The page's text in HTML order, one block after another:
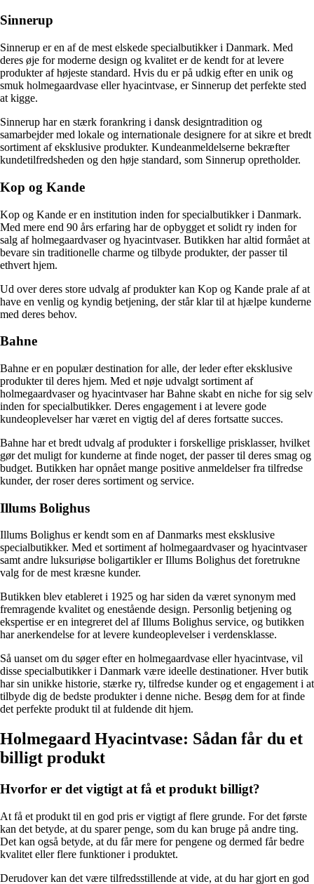
Sinnerup
Sinnerup er en af de mest elskede specialbutikker i Danmark. Med
deres øje for moderne design og kvalitet er de kendt for at levere
produkter af højeste standard. Hvis du er på udkig efter en unik og
smuk holmegaardvase eller hyacintvase, er Sinnerup det perfekte sted
at kigge.
Sinnerup har en stærk forankring i dansk designtradition og
samarbejder med lokale og internationale designere for at sikre et bredt
sortiment af eksklusive produkter. Kundeanmeldelserne bekræfter
kundetilfredsheden og den høje standard, som Sinnerup opretholder.
Kop og Kande
Kop og Kande er en institution inden for specialbutikker i Danmark.
Med mere end 90 års erfaring har de opbygget et solidt ry inden for
salg af holmegaardvaser og hyacintvaser. Butikken har altid formået at
bevare sin traditionelle charme og tilbyde produkter, der passer til
ethvert hjem.
Ud over deres store udvalg af produkter kan Kop og Kande prale af at
have en venlig og kyndig betjening, der står klar til at hjælpe kunderne
med deres behov.
Bahne
Bahne er en populær destination for alle, der leder efter eksklusive
produkter til deres hjem. Med et nøje udvalgt sortiment af
holmegaardvaser og hyacintvaser har Bahne skabt en niche for sig selv
inden for specialbutikker. Deres engagement i at levere gode
kundeoplevelser har været en vigtig del af deres fortsatte succes.
Bahne har et bredt udvalg af produkter i forskellige prisklasser, hvilket
gør det muligt for kunderne at finde noget, der passer til deres smag og
budget. Butikken har opnået mange positive anmeldelser fra tilfredse
kunder, der roser deres sortiment og service.
Illums Bolighus
Illums Bolighus er kendt som en af Danmarks mest eksklusive
specialbutikker. Med et sortiment af holmegaardvaser og hyacintvaser
samt andre luksuriøse boligartikler er Illums Bolighus det foretrukne
valg for de mest kræsne kunder.
Butikken blev etableret i 1925 og har siden da været synonym med
fremragende kvalitet og enestående design. Personlig betjening og
ekspertise er en integreret del af Illums Bolighus service, og butikken
har anerkendelse for at levere kundeoplevelser i verdensklasse.
Så uanset om du søger efter en holmegaardvase eller hyacintvase, vil
disse specialbutikker i Danmark være ideelle destinationer. Hver butik
har sin unikke historie, stærke ry, tilfredse kunder og et engagement i at
tilbyde dig de bedste produkter i denne niche. Besøg dem for at finde
det perfekte produkt til at fuldende dit hjem.
Holmegaard Hyacintvase: Sådan får du et
billigt produkt
Hvorfor er det vigtigt at få et produkt billigt?
At få et produkt til en god pris er vigtigt af flere grunde. For det første
kan det betyde, at du sparer penge, som du kan bruge på andre ting.
Det kan også betyde, at du får mere for pengene og dermed får bedre
kvalitet eller flere funktioner i produktet.
Derudover kan det være tilfredsstillende at vide, at du har gjort en god